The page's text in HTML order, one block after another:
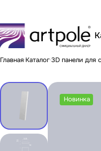
Главная Каталог3D панели для
Новинка